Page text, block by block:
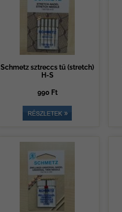
Schmetz sztreccs tű (stretch)
H-S
990 Ft